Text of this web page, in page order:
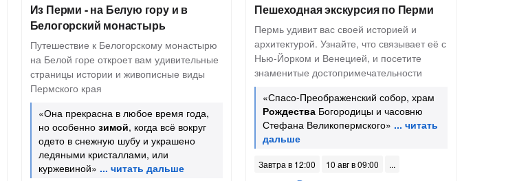
Из Перми - на Белую гору и в
Белогорский монастырь
Путешествие к Белогорскому монастырю
на Белой горе откроет вам удивительные
страницы истории и живописные виды
Пермского края
«Она прекрасна в любое время года,
но особенно зимой, когда всё вокруг
одето в снежную шубу и украшено
ледяными кристаллами, или
куржевиной»
Пешеходная экскурсия по Перми
Пермь удивит вас своей историей и
архитектурой. Узнайте, что связывает её с
Нью-Йорком и Венецией, и посетите
знаменитые достопримечательности
«Спасо-Преображенский собор, храм
Рождества Богородицы и часовню
Стефана Великопермского»
Завтра в 12:00
10 авг в 09:00